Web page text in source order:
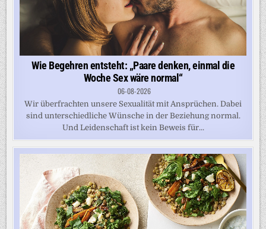
Wie Begehren entsteht: „Paare denken, einmal die
Woche Sex wäre normal“
06-08-2026
Wir überfrachten unsere Sexualität mit Ansprüchen. Dabei
sind unterschiedliche Wünsche in der Beziehung normal.
Und Leidenschaft ist kein Beweis für...